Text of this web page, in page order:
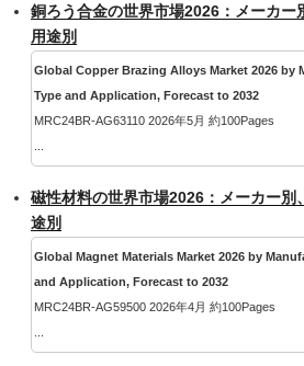
銅ろう合金の世界市場2026：メーカー
用途別
Global Copper Brazing Alloys Market 2026 by
Type and Application, Forecast to 2032
MRC24BR-AG63110 2026年5月 約100Pages
磁性材料の世界市場2026：メーカー別
途別
Global Magnet Materials Market 2026 by
and Application, Forecast to 2032
MRC24BR-AG59500 2026年4月 約100Pages